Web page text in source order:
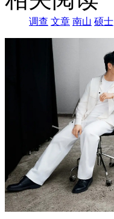
调查 文章 南山 硕士